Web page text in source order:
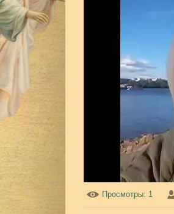
Просмотры: 1